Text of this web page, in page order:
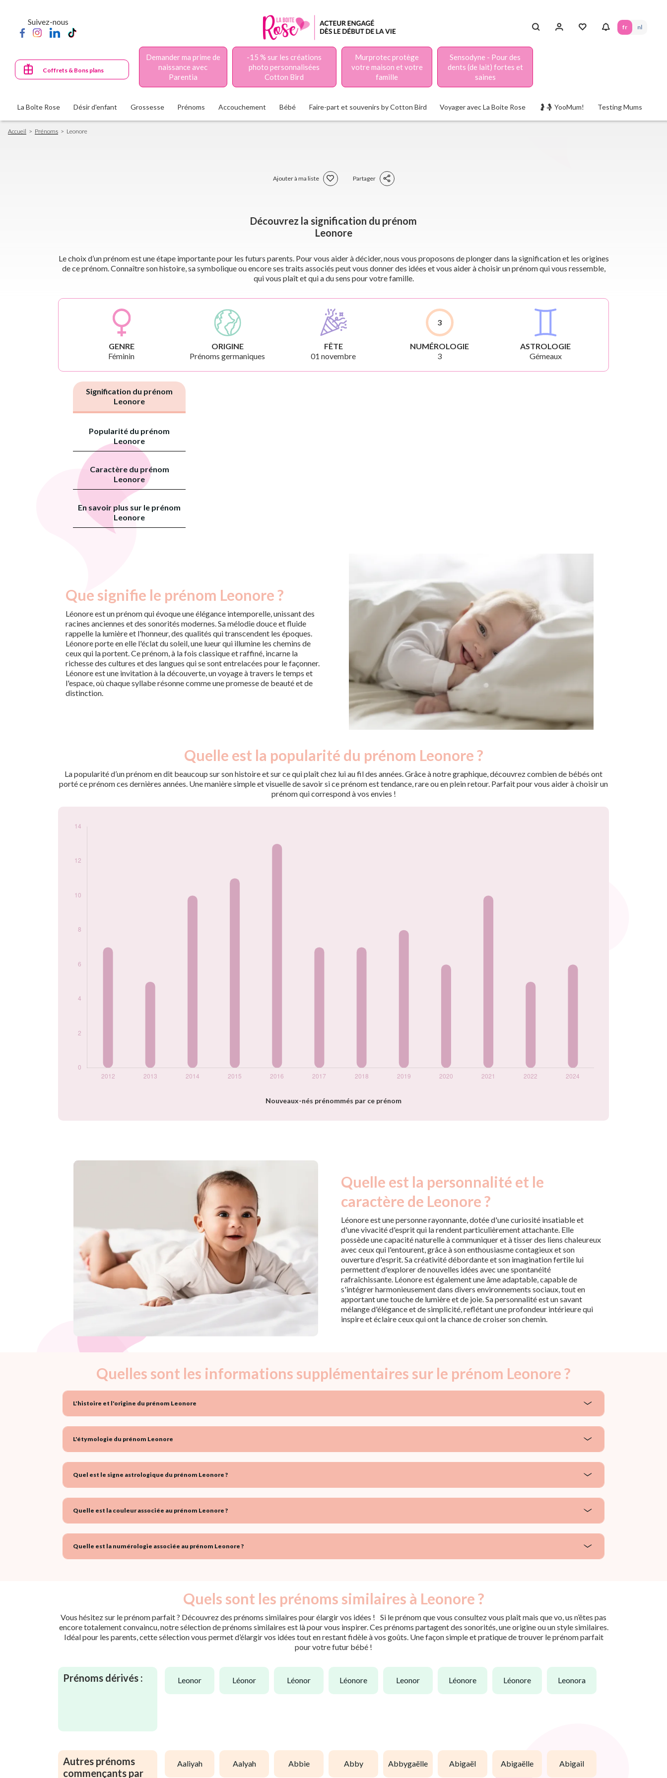
principal
Suivez-nous
fr nl
Coffrets & Bons plans
Demander ma prime de
naissance avec
Parentia
-15 % sur les créations
photo personnalisées
Cotton Bird
Murprotec protège
votre maison et votre
famille
Sensodyne - Pour des
dents (de lait) fortes et
saines
La Boîte Rose Désir d'enfant Grossesse Prénoms Accouchement Bébé Faire-part et souvenirs by Cotton Bird Voyager avec La Boite Rose 🤰🤱 YooMum! Testing Mums
Fil
d'Ariane
Accueil Prénoms Leonore
Ajouter à ma liste Partager
Découvrez la signification du prénom
Leonore
Le choix d’un prénom est une étape importante pour les futurs parents. Pour vous aider à décider, nous vous proposons de plonger dans la signification et les origines
de ce prénom. Connaître son histoire, sa symbolique ou encore ses traits associés peut vous donner des idées et vous aider à choisir un prénom qui vous ressemble,
qui vous plaît et qui a du sens pour votre famille.
GENRE
Féminin
ORIGINE
Prénoms germaniques
FÊTE
01 novembre
3
NUMÉROLOGIE
3
ASTROLOGIE
Gémeaux
Signification du prénom
Leonore
Popularité du prénom
Leonore
Caractère du prénom
Leonore
En savoir plus sur le prénom
Leonore
Que signifie le prénom Leonore ?
Léonore est un prénom qui évoque une élégance intemporelle, unissant des
racines anciennes et des sonorités modernes. Sa mélodie douce et fluide
rappelle la lumière et l'honneur, des qualités qui transcendent les époques.
Léonore porte en elle l'éclat du soleil, une lueur qui illumine les chemins de
ceux qui la portent. Ce prénom, à la fois classique et raffiné, incarne la
richesse des cultures et des langues qui se sont entrelacées pour le façonner.
Léonore est une invitation à la découverte, un voyage à travers le temps et
l'espace, où chaque syllabe résonne comme une promesse de beauté et de
distinction.
Quelle est la popularité du prénom Leonore ?
La popularité d’un prénom en dit beaucoup sur son histoire et sur ce qui plaît chez lui au fil des années. Grâce à notre graphique, découvrez combien de bébés ont
porté ce prénom ces dernières années. Une manière simple et visuelle de savoir si ce prénom est tendance, rare ou en plein retour. Parfait pour vous aider à choisir un
prénom qui correspond à vos envies !
Nouveaux-nés prénommés par ce prénom
par année
2012
7
2013
5
2017
7
2020
2024
Quelle est la personnalité et le
caractère de Leonore ?
Léonore est une personne rayonnante, dotée d'une curiosité insatiable et
d'une vivacité d'esprit qui la rendent particulièrement attachante. Elle
possède une capacité naturelle à communiquer et à tisser des liens chaleureux
avec ceux qui l'entourent, grâce à son enthousiasme contagieux et son
ouverture d'esprit. Sa créativité débordante et son imagination fertile lui
permettent d'explorer de nouvelles idées avec une spontanéité
rafraîchissante. Léonore est également une âme adaptable, capable de
s'intégrer harmonieusement dans divers environnements sociaux, tout en
apportant une touche de lumière et de joie. Sa personnalité est un savant
mélange d'élégance et de simplicité, reflétant une profondeur intérieure qui
inspire et éclaire ceux qui ont la chance de croiser son chemin.
Quelles sont les informations supplémentaires sur le prénom Leonore ?
L'histoire et l'origine du prénom Leonore
L'étymologie du prénom Leonore
Quel est le signe astrologique du prénom Leonore ?
Quelle est la couleur associée au prénom Leonore ?
Quelle est la numérologie associée au prénom Leonore ?
Quels sont les prénoms similaires à Leonore ?
Vous hésitez sur le prénom parfait ? Découvrez des prénoms similaires pour élargir vos idées ! Si le prénom que vous consultez vous plaît mais que vo, us n’êtes pas
encore totalement convaincu, notre sélection de prénoms similaires est là pour vous inspirer. Ces prénoms partagent des sonorités, une origine ou un style similaires.
Idéal pour les parents, cette sélection vous permet d’élargir vos idées tout en restant fidèle à vos goûts. Une façon simple et pratique de trouver le prénom parfait
pour votre futur bébé !
Prénoms dérivés : leonor léonor léonor léonore leonor léonore léonore leonora
Autres prénoms
commençants par
aaliyah aalyah abbie abby abbygaëlle abigaël abigaëlle abigail